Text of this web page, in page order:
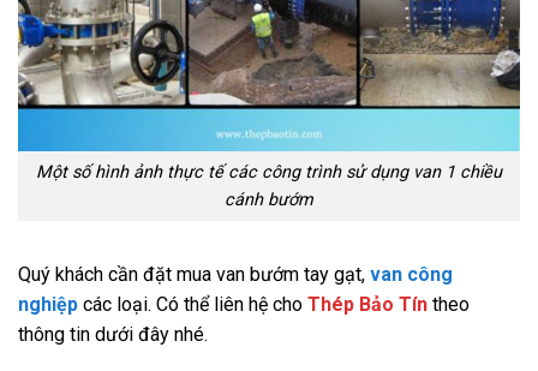
Một số hình ảnh thực tế các công trình sử dụng van 1 chiều
cánh bướm
Quý khách cần đặt mua van bướm tay gạt, van công
nghiệp các loại. Có thể liên hệ cho Thép Bảo Tín theo
thông tin dưới đây nhé.